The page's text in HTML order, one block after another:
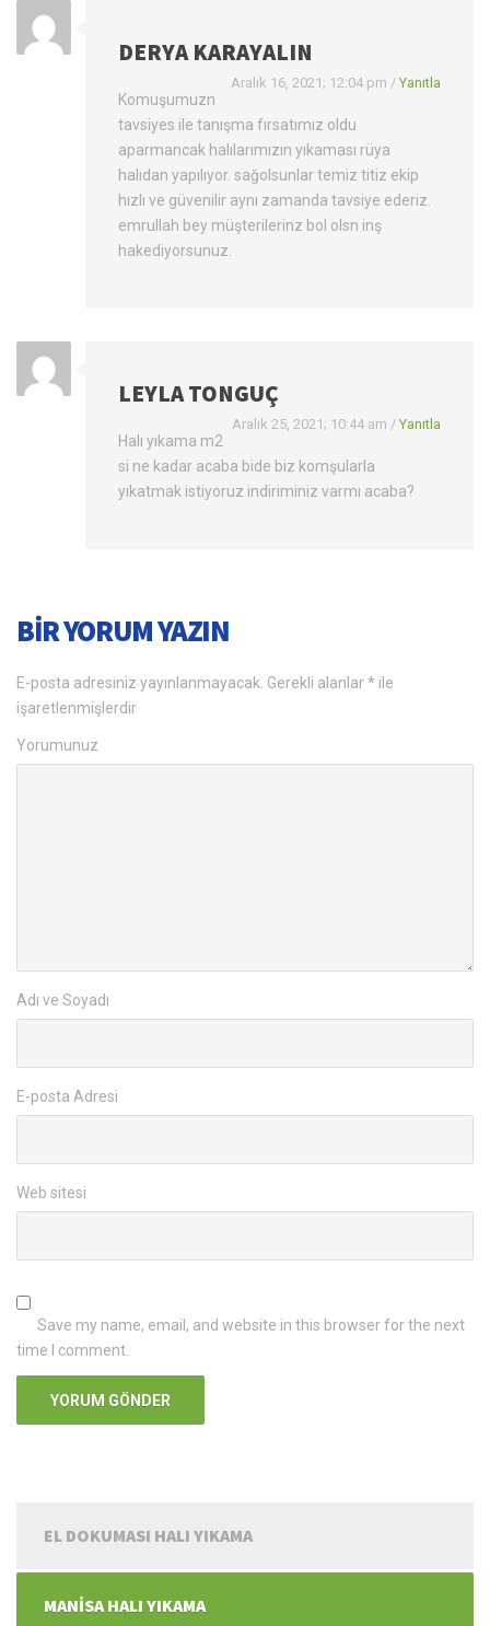
DERYA KARAYALIN
Aralık 16, 2021; 12:04 pm / Yanıtla
Komuşumuzn
tavsiyes ile tanışma fırsatımız oldu
aparmancak halılarımızın yıkaması rüya
halıdan yapılıyor. sağolsunlar temiz titiz ekip
hızlı ve güvenilir aynı zamanda tavsiye ederiz.
emrullah bey müşterilerinz bol olsn inş
hakediyorsunuz.
LEYLA TONGUÇ
Aralık 25, 2021; 10:44 am / Yanıtla
Halı yıkama m2
si ne kadar acaba bide biz komşularla
yıkatmak istiyoruz indiriminiz varmı acaba?
BIR YORUM YAZIN
E-posta adresiniz yayınlanmayacak. Gerekli alanlar* ile
işaretlenmişlerdir
Yorumunuz
Adı ve Soyadı
E-posta Adresi
Web sitesi
Save my name, email, and website in this browser for the next
time I comment.
EL DOKUMASI HALI YIKAMA
MANİSA HALI YIKAMA